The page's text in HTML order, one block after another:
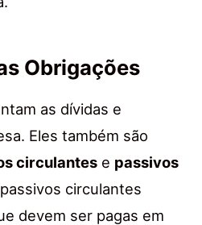
Obrigações
as dívidas e
Eles também são
circulantes e passivos
circulantes
devem ser pagas em